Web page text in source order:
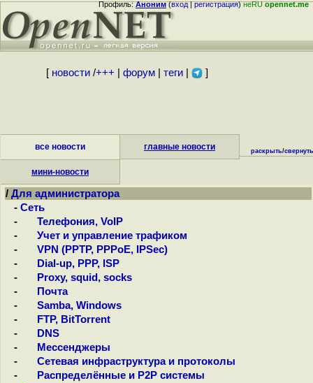
Профиль:Аноним(вход|регистрация)неRUopennet.me
[ новости/+++ форум| теги| ]
все новости главные новости
мини-новости
раскрыть/свернуть
/ Для администратора
- Сеть
-
Телефония, VoIP
-
Учет и управление трафиком
-
VPN (PPTP, PPPoE, IPSec)
-
Dial-up, PPP, ISP
-
Proxy, squid, socks
-
Почта
-
Samba, Windows
-
FTP, BitTorrent
-
DNS
-
Мессенджеры
-
Сетевая инфраструктура и протоколы
-
Распределённые и P2P системы